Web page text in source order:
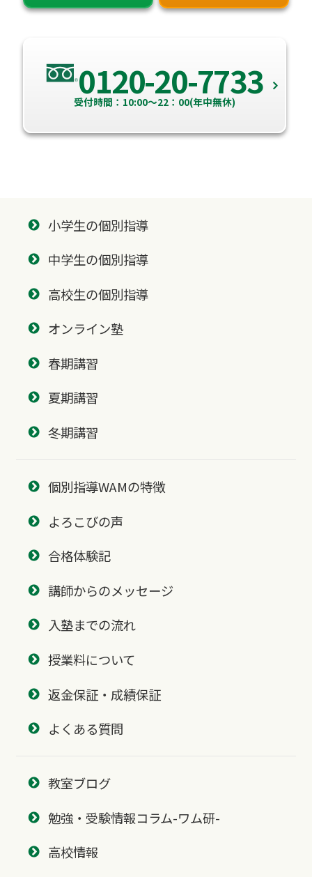
0120-20-7733
受付時間：10:00～22：00(年中無休)
小学生の個別指導
中学生の個別指導
高校生の個別指導
オンライン塾
春期講習
夏期講習
冬期講習
個別指導WAMの特徴
よろこびの声
合格体験記
講師からのメッセージ
入塾までの流れ
授業料について
返金保証・成績保証
よくある質問
教室ブログ
勉強・受験情報コラム-ワム研-
高校情報